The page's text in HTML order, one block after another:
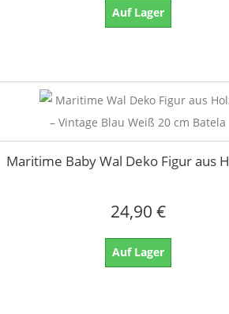
Auf Lager
Maritime Baby Wal Deko Figur aus
24,90 €
Auf Lager